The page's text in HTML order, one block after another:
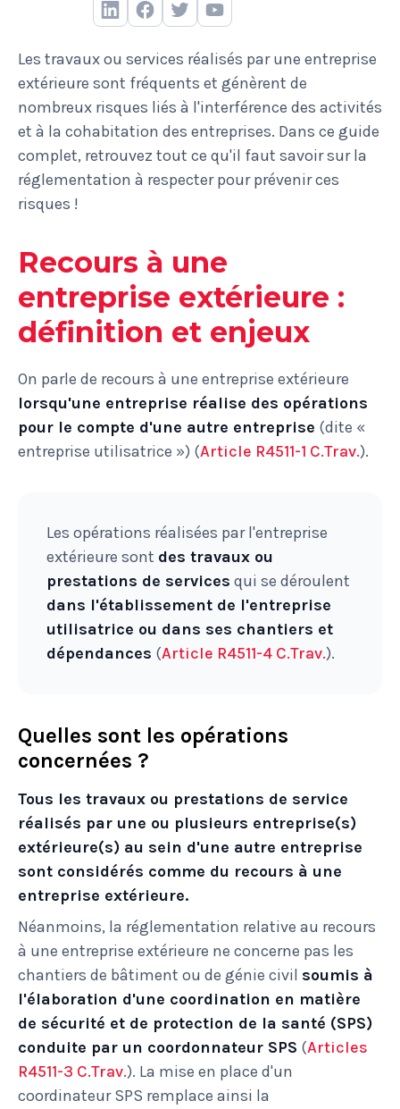
Les travaux ou services réalisés par une entreprise
extérieure sont fréquents et génèrent de
nombreux risques liés à l'interférence des activités
et à la cohabitation des entreprises. Dans ce guide
complet, retrouvez tout ce qu'il faut savoir sur la
réglementation à respecter pour prévenir ces
risques !
Recours à une
entreprise extérieure :
définition et enjeux
On parle de recours à une entreprise extérieure
lorsqu'une entreprise réalise des opérations
pour le compte d'une autre entreprise (dite «
entreprise utilisatrice ») (Article R4511-1 C.Trav.).
Les opérations réalisées par l'entreprise
extérieure sont des travaux ou
prestations de services qui se déroulent
dans l'établissement de l'entreprise
utilisatrice ou dans ses chantiers et
dépendances (Article R4511-4 C.Trav.).
Quelles sont les opérations
concernées ?
Tous les travaux ou prestations de service
réalisés par une ou plusieurs entreprise(s)
extérieure(s) au sein d'une autre entreprise
sont considérés comme du recours à une
entreprise extérieure.
Néanmoins, la réglementation relative au recours
à une entreprise extérieure ne concerne pas les
chantiers de bâtiment ou de génie civil soumis à
l'élaboration d'une coordination en matière
de sécurité et de protection de la santé (SPS)
conduite par un coordonnateur SPS (Articles
R4511-3 C.Trav.). La mise en place d'un
coordinateur SPS remplace ainsi la